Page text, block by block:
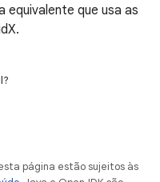
equivalente que usa as
página estão sujeitos às